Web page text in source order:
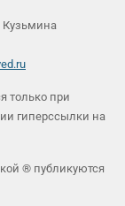
Кузьмина
только при
гиперссылки на
® публикуются